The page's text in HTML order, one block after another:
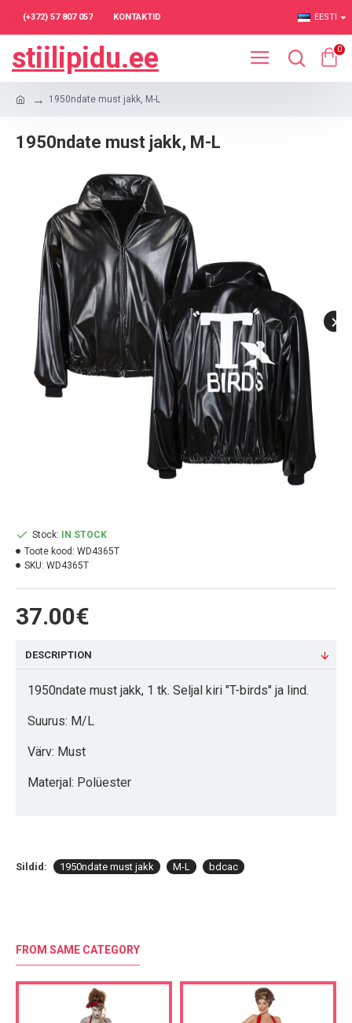
(+372) 57 807 057 KONTAKTID EESTI
stiilipidu.ee 0
1950ndate must jakk, M-L
1950ndate must jakk, M-L
37.00€
Stock:
IN STOCK
Toote kood: WD4365T
SKU: WD4365T
DESCRIPTION
1950ndate must jakk, 1 tk. Seljal kiri "T-birds" ja lind.
Suurus: M/L
Värv: Must
Materjal: Polüester
Sildid: 1950ndate must jakk M-L bdcac
FROM SAME CATEGORY